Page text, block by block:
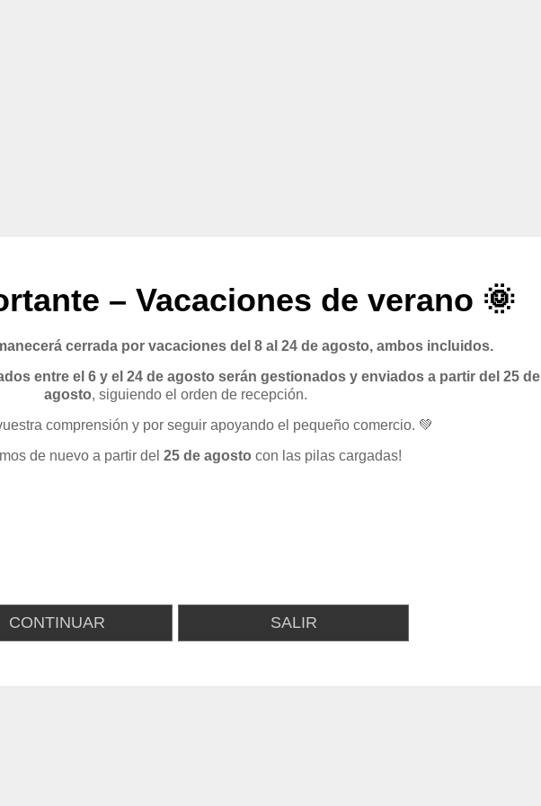
CONTINUAR SALIR
– Vacaciones de verano 🌞
cerrada por vacaciones del 8 al 24 de agosto, ambos incluidos.
entre el 6 y el 24 de agosto serán gestionados y enviados a partir del 25 de
agosto, siguiendo el orden de recepción.
comprensión y por seguir apoyando el pequeño comercio. 💚
de nuevo a partir del 25 de agosto con las pilas cargadas!